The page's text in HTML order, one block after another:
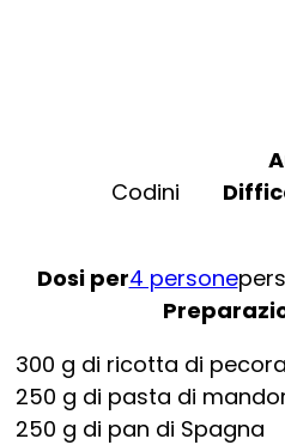
Codini
Dosi per4 persone
300 g di ricotta di pecora
250 g di pasta di
250 g di pan di Spagna